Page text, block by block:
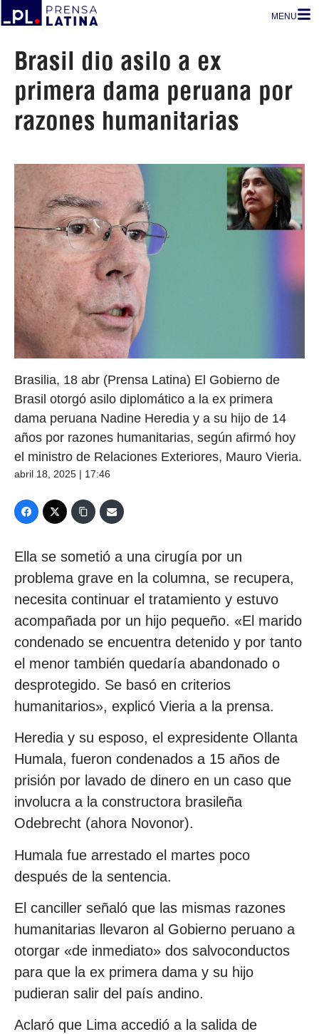
MENU
Brasil dio asilo a ex
primera dama peruana por
razones humanitarias
Brasilia, 18 abr (Prensa Latina) El Gobierno de
Brasil otorgó asilo diplomático a la ex primera
dama peruana Nadine Heredia y a su hijo de 14
años por razones humanitarias, según afirmó hoy
el ministro de Relaciones Exteriores, Mauro Vieria.
abril 18, 2025 | 17:46
Ella se sometió a una cirugía por un
problema grave en la columna, se recupera,
necesita continuar el tratamiento y estuvo
acompañada por un hijo pequeño. «El marido
condenado se encuentra detenido y por tanto
el menor también quedaría abandonado o
desprotegido. Se basó en criterios
humanitarios», explicó Vieria a la prensa.
Heredia y su esposo, el expresidente Ollanta
Humala, fueron condenados a 15 años de
prisión por lavado de dinero en un caso que
involucra a la constructora brasileña
Odebrecht (ahora Novonor).
Humala fue arrestado el martes poco
después de la sentencia.
El canciller señaló que las mismas razones
humanitarias llevaron al Gobierno peruano a
otorgar «de inmediato» dos salvoconductos
para que la ex primera dama y su hijo
pudieran salir del país andino.
Aclaró que Lima accedió a la salida de